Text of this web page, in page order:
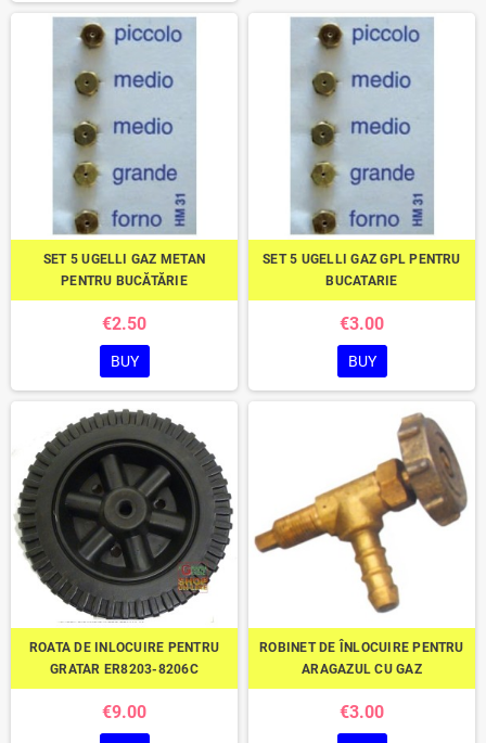
SET 5 UGELLI GAZ METAN
PENTRU BUCĂTĂRIE
€2.50
BUY
SET 5 UGELLI GAZ GPL PENTRU
BUCATARIE
€3.00
BUY
ROATA DE INLOCUIRE PENTRU
GRATAR ER8203-8206C
€9.00
ROBINET DE ÎNLOCUIRE PENTRU
ARAGAZUL CU GAZ
€3.00